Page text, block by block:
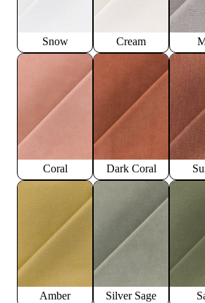
Snow Cream
Coral Dark Coral
Amber Silver Sage